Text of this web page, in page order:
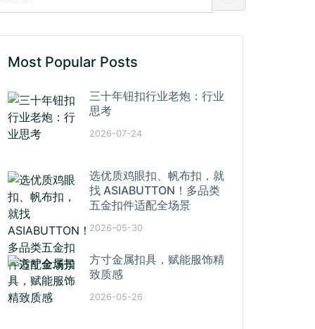
Most Popular Posts
三十年钮扣行业老炮：行业
思考
2026-07-24
选优质鸡眼扣、帆布扣，就
找 ASIABUTTON！多品类
五金扣件适配全场景
2026-05-30
方寸金属扣具，赋能服饰精
致质感
2026-05-26